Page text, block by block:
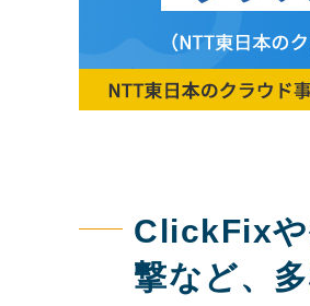
ClickFixや
撃など、